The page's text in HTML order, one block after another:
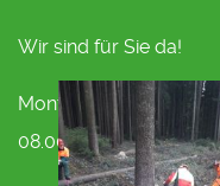
Wir sind für Sie da!
Montag bis Freitag:
08.00 - 12.00 und